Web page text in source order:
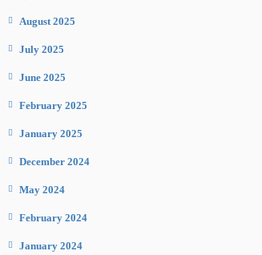
August 2025
July 2025
June 2025
February 2025
January 2025
December 2024
May 2024
February 2024
January 2024